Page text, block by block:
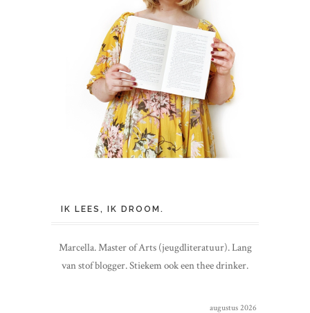
IK LEES, IK DROOM.
Marcella. Master of Arts (jeugdliteratuur). Lang
van stof blogger. Stiekem ook een thee drinker.
augustus 2026